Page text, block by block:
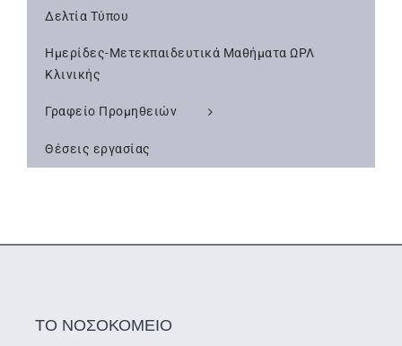
Δελτία Τύπου
Ημερίδες-Μετεκπαιδευτικά Μαθήματα ΩΡΛ
Κλινικής
Γραφείο Προμηθειών
Θέσεις εργασίας
ΤΟ ΝΟΣΟΚΟΜΕΙΟ